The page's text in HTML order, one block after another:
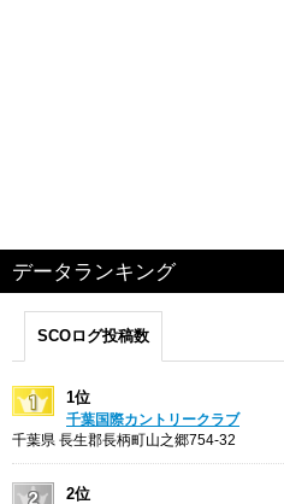
データランキング
SCOログ投稿数
1位
千葉国際カントリークラブ
千葉県 長生郡長柄町山之郷754-32
2位